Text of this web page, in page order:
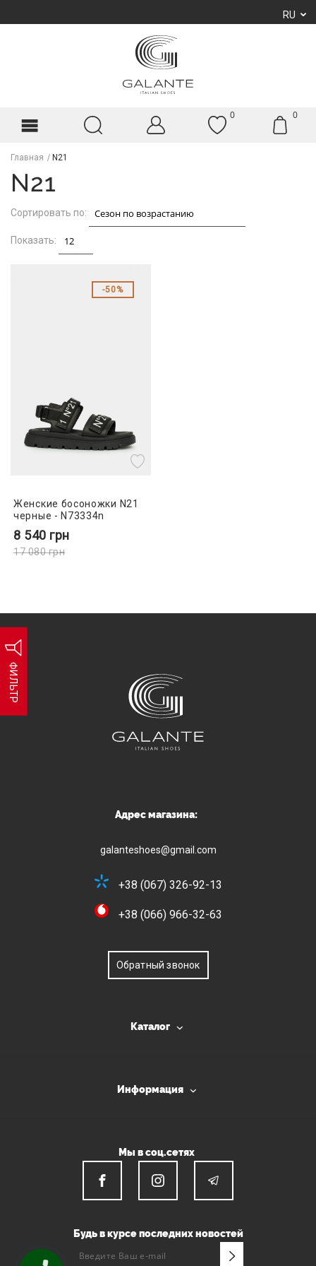
RU
0 0
Главная N21
N21
ФИЛЬТР
Сортировать по:
Показать:
50%
Женские босоножки N21
черные - N73334n
8 540 грн
17 080грн
Адрес магазина:
galanteshoes@gmail.com
+38 (067) 326-92-13
+38 (066) 966-32-63
Обратный звонок
Каталог
Информация
Мы в соц.сетях
Будь в курсе последних новостей